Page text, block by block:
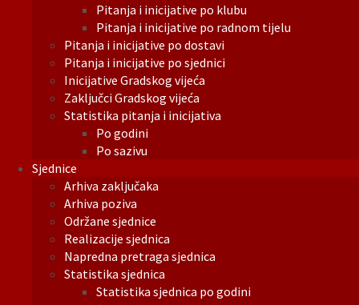
Pitanja i inicijative po klubu
Pitanja i inicijative po radnom tijelu
Pitanja i inicijative po dostavi
Pitanja i inicijative po sjednici
Inicijative Gradskog vijeća
Zaključci Gradskog vijeća
Statistika pitanja i inicijativa
Po godini
Po sazivu
Sjednice
Arhiva zaključaka
Arhiva poziva
Održane sjednice
Realizacije sjednica
Napredna pretraga sjednica
Statistika sjednica
Statistika sjednica po godini